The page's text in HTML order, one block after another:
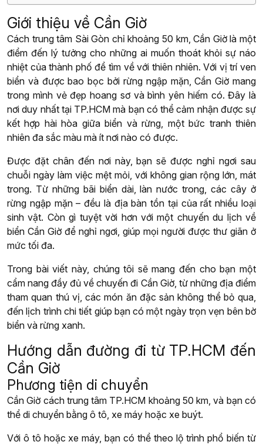
Giới thiệu về Cần Giờ
Cách trung tâm Sài Gòn chỉ khoảng 50 km, Cần Giờ là một
điểm đến lý tưởng cho những ai muốn thoát khỏi sự náo
nhiệt của thành phố để tìm về với thiên nhiên. Với vị trí ven
biển và được bao bọc bởi rừng ngập mặn, Cần Giờ mang
trong mình vẻ đẹp hoang sơ và bình yên hiếm có. Đây là
nơi duy nhất tại TP.HCM mà bạn có thể cảm nhận được sự
kết hợp hài hòa giữa biển và rừng, một bức tranh thiên
nhiên đa sắc màu mà ít nơi nào có được.
Được đặt chân đến nơi này, bạn sẽ được nghỉ ngơi sau
chuỗi ngày làm việc mệt mỏi, với không gian rộng lớn, mát
trong. Từ những bãi biển dài, làn nước trong, các cây ở
rừng ngập mặn – đều là địa bàn tồn tại của rất nhiều loại
sinh vật. Còn gì tuyệt vời hơn với một chuyến du lịch về
biển Cần Giờ để nghỉ ngơi, giúp mọi người được thư giãn ở
mức tối đa.
Trong bài viết này, chúng tôi sẽ mang đến cho bạn một
cẩm nang đầy đủ về chuyến đi Cần Giờ, từ những địa điểm
tham quan thú vị, các món ăn đặc sản không thể bỏ qua,
đến lịch trình chi tiết giúp bạn có một ngày trọn vẹn bên bờ
biển và rừng xanh.
Hướng dẫn đường đi từ TP.HCM đến
Cần Giờ
Phương tiện di chuyển
Cần Giờ cách trung tâm TP.HCM khoảng 50 km, và bạn có
thể di chuyển bằng ô tô, xe máy hoặc xe buýt.
Với ô tô hoặc xe máy, bạn có thể theo lộ trình phổ biến từ